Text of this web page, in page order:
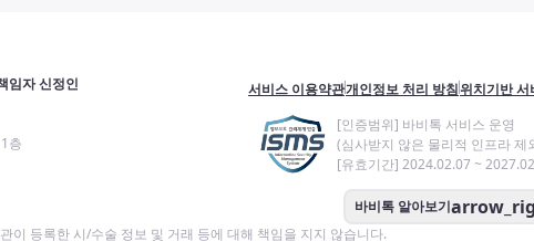
임자 신정인
층
서비스 이용약관개인정보 처리 방침위치기반
[인증범위] 바비톡 서비스 운영
(심사받지 않은 물리적 인프라 제
[유효기간] 2024.02.07 ~
바비톡 알아보기
이 등록한 시/수술 정보 및 거래 등에 대해 책임을 지지 않습니다.